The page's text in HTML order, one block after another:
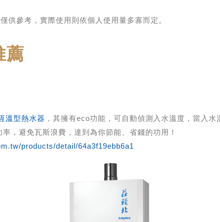
供參考，實際使用則依個人使用量多寡而定。
薦
溫型熱水器 ，其擁有eco功能，可自動偵測入水溫度，當入
，避免瓦斯浪費，達到為你節能、省錢的功用！
products/detail/64a3f19ebb6a1